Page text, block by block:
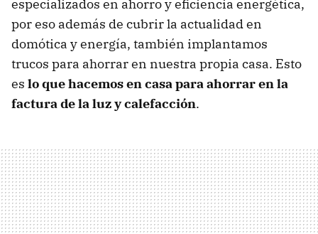
especializados en ahorro y eficiencia energética,
por eso además de cubrir la actualidad en
domótica y energía, también implantamos
trucos para ahorrar en nuestra propia casa. Esto
es lo que hacemos en casa para ahorrar en la
factura de la luz y calefacción.